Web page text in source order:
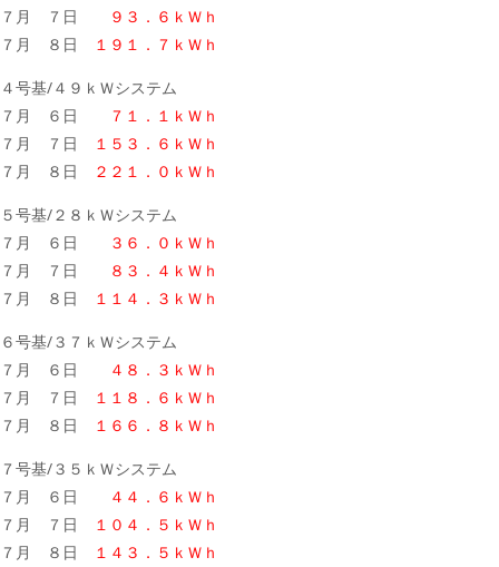
７月 ７日
９３．６ｋＷｈ
７月 ８日
１９１．７ｋＷｈ
４号基/４９ｋＷシステム
７月 ６日
７１．１ｋＷｈ
７月 ７日
１５３．６ｋＷｈ
７月 ８日
２２１．０ｋＷｈ
５号基/２８ｋＷシステム
７月 ６日
３６．０ｋＷｈ
７月 ７日
８３．４ｋＷｈ
７月 ８日
１１４．３ｋＷｈ
６号基/３７ｋＷシステム
７月 ６日
４８．３ｋＷｈ
７月 ７日
１１８．６ｋＷｈ
７月 ８日
１６６．８ｋＷｈ
７号基/３５ｋＷシステム
７月 ６日
４４．６ｋＷｈ
７月 ７日
１０４．５ｋＷｈ
７月 ８日
１４３．５ｋＷｈ